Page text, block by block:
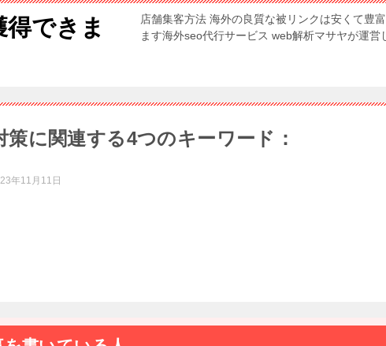
できま
店舗集客方法 海外の良質な被リンクは安くて豊
ます海外seo代行サービス web解析マサヤが運営
策に関連する4つのキーワード：
年11月11日